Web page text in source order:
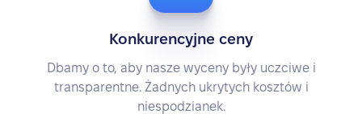
Konkurencyjne ceny
Dbamy o to, aby nasze wyceny były uczciwe i
transparentne. Żadnych ukrytych kosztów i
niespodzianek.